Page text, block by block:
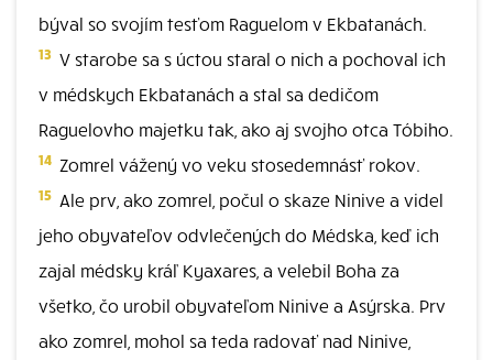
býval so svojím tesťom Raguelom v Ekbatanách.
13 V starobe sa s úctou staral o nich a pochoval ich
v médskych Ekbatanách a stal sa dedičom
Raguelovho majetku tak, ako aj svojho otca Tóbiho.
14 Zomrel vážený vo veku stosedemnásť rokov.
15 Ale prv, ako zomrel, počul o skaze Ninive a videl
jeho obyvateľov odvlečených do Médska, keď ich
zajal médsky kráľ Kyaxares, a velebil Boha za
všetko, čo urobil obyvateľom Ninive a Asýrska. Prv
ako zomrel, mohol sa teda radovať nad Ninive,